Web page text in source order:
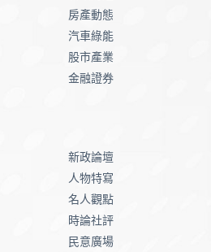
房產動態
汽車綠能
股市產業
金融證券
新政論壇
人物特寫
名人觀點
時論社評
民意廣場